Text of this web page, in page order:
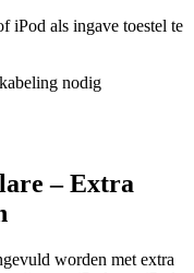
iPod als ingave toestel te
nodig
– Extra
worden met extra